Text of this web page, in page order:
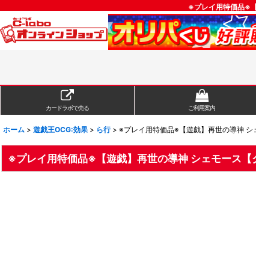
※プレイ用特価品※
カードラボで売る ご利用案内
ホーム > 遊戯王OCG:効果 > ら行 > ※プレイ用特価品※【遊戯】再世の導神
※プレイ用特価品※【遊戯】再世の導神 シェモース